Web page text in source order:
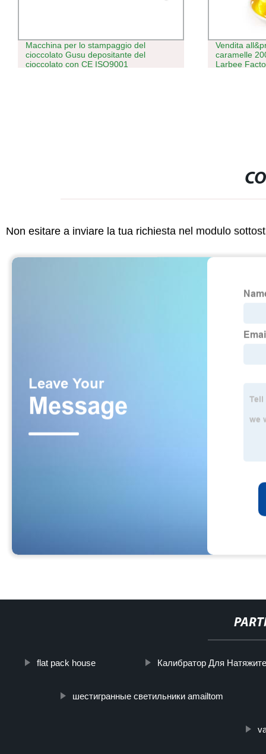
Vendita all&prime;ingrosso dolci e
caramelle 200g di gelatina di frutta dalla
Larbee Factory
Contatore
elettronico
Non esitare a inviare la tua richiesta nel modulo
flat pack house Калибратор Для
шестигранные светильники amailtom